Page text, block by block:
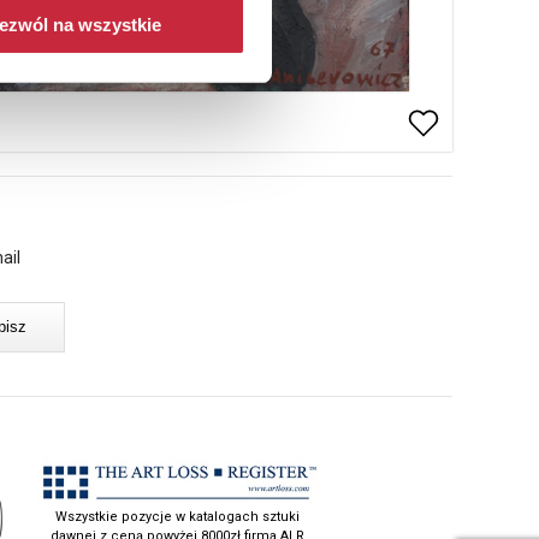
na wszystkie
Wszystkie pozycje w katalogach sztuki
dawnej z ceną powyżej 8000zł firma ALR